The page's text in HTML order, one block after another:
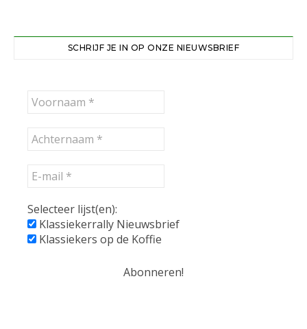
SCHRIJF JE IN OP ONZE NIEUWSBRIEF
Selecteer lijst(en):
Klassiekerrally Nieuwsbrief
Klassiekers op de Koffie